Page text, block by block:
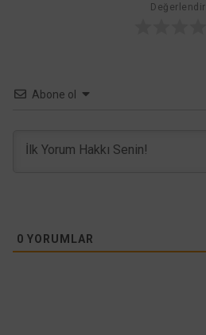
Değerlendir
Abone ol
0 YORUMLAR